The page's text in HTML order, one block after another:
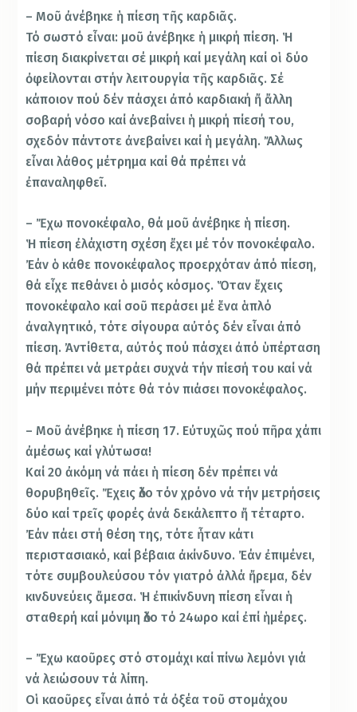
– Μοῦ ἀνέβηκε ἡ πίεση τῆς καρδιᾶς.
Τό σωστό εἶναι: μοῦ ἀνέβηκε ἡ μικρή πίεση. Ἡ
πίεση διακρίνεται σέ μικρή καί μεγάλη καί οἱ δύο
ὀφείλονται στήν λειτουργία τῆς καρδιᾶς. Σέ
κάποιον πού δέν πάσχει ἀπό καρδιακή ἤ ἄλλη
σοβαρή νόσο καί ἀνεβαίνει ἡ μικρή πίεσή του,
σχεδόν πάντοτε ἀνεβαίνει καί ἡ μεγάλη. Ἄλλως
εἶναι λάθος μέτρημα καί θά πρέπει νά
ἐπαναληφθεῖ.
– Ἔχω πονοκέφαλο, θά μοῦ ἀνέβηκε ἡ πίεση.
Ἡ πίεση ἐλάχιστη σχέση ἔχει μέ τόν πονοκέφαλο.
Ἐάν ὁ κάθε πονοκέφαλος προερχόταν ἀπό πίεση,
θά εἶχε πεθάνει ὁ μισός κόσμος. Ὅταν ἔχεις
πονοκέφαλο καί σοῦ περάσει μέ ἕνα ἁπλό
ἀναλγητικό, τότε σίγουρα αὐτός δέν εἶναι ἀπό
πίεση. Ἀντίθετα, αὐτός πού πάσχει ἀπό ὑπέρταση
θά πρέπει νά μετράει συχνά τήν πίεσή του καί νά
μήν περιμένει πότε θά τόν πιάσει πονοκέφαλος.
– Μοῦ ἀνέβηκε ἡ πίεση 17. Εὐτυχῶς πού πῆρα χάπι
ἀμέσως καί γλύτωσα!
Καί 20 ἀκόμη νά πάει ἡ πίεση δέν πρέπει νά
θορυβηθεῖς. Ἔχεις ὅλο τόν χρόνο νά τήν μετρήσεις
δύο καί τρεῖς φορές ἀνά δεκάλεπτο ἤ τέταρτο.
Ἐάν πάει στή θέση της, τότε ἦταν κάτι
περιστασιακό, καί βέβαια ἀκίνδυνο. Ἐάν ἐπιμένει,
τότε συμβουλεύσου τόν γιατρό ἀλλά ἤρεμα, δέν
κινδυνεύεις ἄμεσα. Ἡ ἐπικίνδυνη πίεση εἶναι ἡ
σταθερή καί μόνιμη ὅλο τό 24ωρο καί ἐπί ἡμέρες.
– Ἔχω καοῦρες στό στομάχι καί πίνω λεμόνι γιά
νά λειώσουν τά λίπη.
Οἱ καοῦρες εἶναι ἀπό τά ὀξέα τοῦ στομάχου